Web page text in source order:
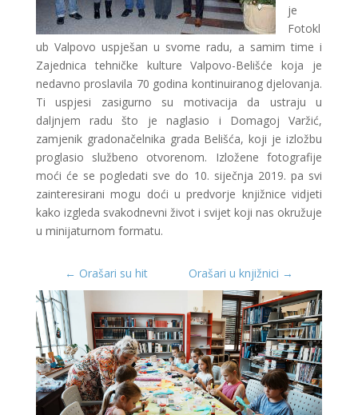
je
Fotokl
ub Valpovo uspješan u svome radu, a samim time i
Zajednica tehničke kulture Valpovo-Belišće koja je
nedavno proslavila 70 godina kontinuiranog djelovanja.
Ti uspjesi zasigurno su motivacija da ustraju u
daljnjem radu što je naglasio i Domagoj Varžić,
zamjenik gradonačelnika grada Belišća, koji je izložbu
proglasio službeno otvorenom. Izložene fotografije
moći će se pogledati sve do 10. siječnja 2019. pa svi
zainteresirani mogu doći u predvorje knjižnice vidjeti
kako izgleda svakodnevni život i svijet koji nas okružuje
u minijaturnom formatu.
← Orašari su hit Orašari u knjižnici →